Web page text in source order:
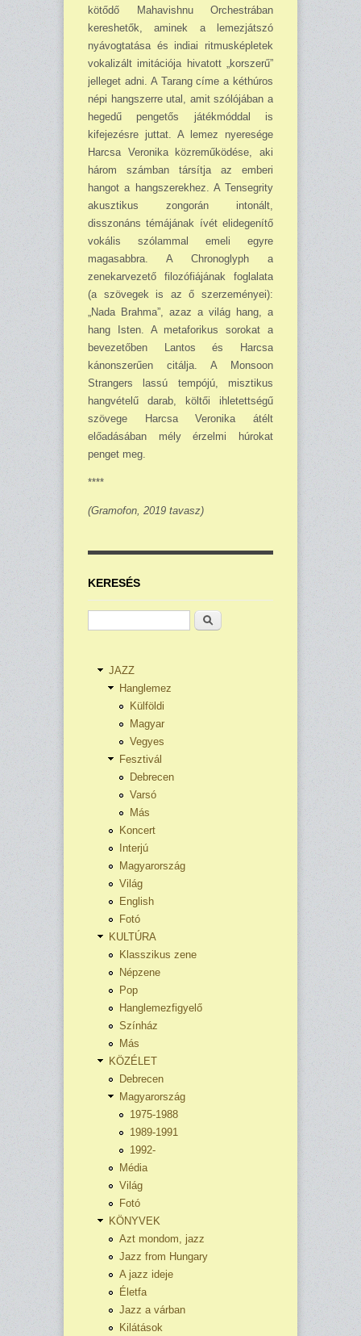
kötődő Mahavishnu Orchestrában
kereshetők, aminek a lemezjátszó
nyávogtatása és indiai ritmusképletek
vokalizált imitációja hivatott „korszerű”
jelleget adni. A Tarang címe a kéthúros
népi hangszerre utal, amit szólójában a
hegedű pengetős játékmóddal is
kifejezésre juttat. A lemez nyeresége
Harcsa Veronika közreműködése, aki
három számban társítja az emberi
hangot a hangszerekhez. A Tensegrity
akusztikus zongorán intonált,
disszonáns témájának ívét elidegenítő
vokális szólammal emeli egyre
magasabbra. A Chronoglyph a
zenekarvezető filozófiájának foglalata
(a szövegek is az ő szerzeményei):
„Nada Brahma”, azaz a világ hang, a
hang Isten. A metaforikus sorokat a
bevezetőben Lantos és Harcsa
kánonszerűen citálja. A Monsoon
Strangers lassú tempójú, misztikus
hangvételű darab, költői ihletettségű
szövege Harcsa Veronika átélt
előadásában mély érzelmi húrokat
penget meg.
****
(Gramofon, 2019 tavasz)
KERESÉS
Keresés
JAZZ
Hanglemez
Külföldi
Magyar
Vegyes
Fesztivál
Debrecen
Varsó
Más
Koncert
Interjú
Magyarország
Világ
English
Fotó
KULTÚRA
Klasszikus zene
Népzene
Pop
Hanglemezfigyelő
Színház
Más
KÖZÉLET
Debrecen
Magyarország
1975-1988
1989-1991
1992-
Média
Világ
Fotó
KÖNYVEK
Azt mondom, jazz
Jazz from Hungary
A jazz ideje
Életfa
Jazz a várban
Kilátások